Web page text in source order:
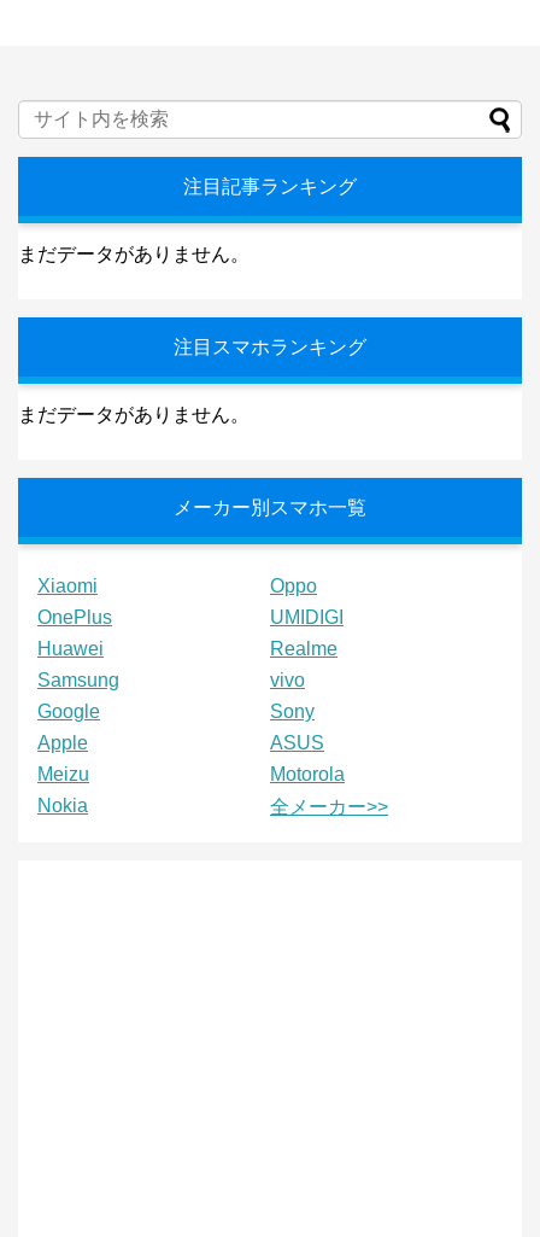
注目記事ランキング
まだデータがありません。
注目スマホランキング
まだデータがありません。
メーカー別スマホ一覧
Xiaomi
Oppo
OnePlus
UMIDIGI
Huawei
Realme
Samsung
vivo
Google
Sony
Apple
ASUS
Meizu
Motorola
Nokia
全メーカー>>